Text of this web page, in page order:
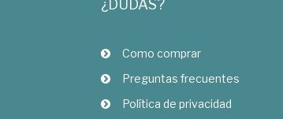
¿DUDAS?
Como comprar
Preguntas frecuentes
Política de privacidad